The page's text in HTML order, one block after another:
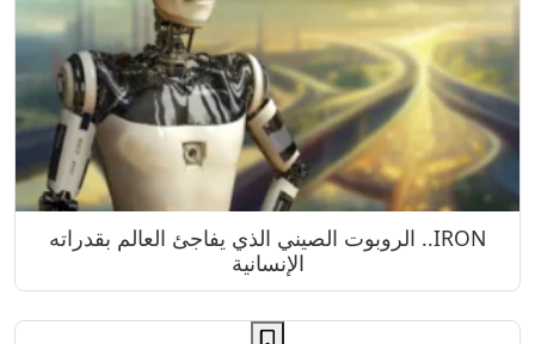
IRON.. الروبوت الصيني الذي يفاجئ العالم بقدراته
الإنسانية